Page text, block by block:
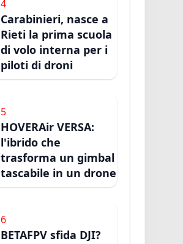
4
Carabinieri, nasce a
Rieti la prima scuola
di volo interna per i
piloti di droni
5
HOVERAir VERSA:
l'ibrido che
trasforma un gimbal
tascabile in un drone
6
BETAFPV sfida DJI?